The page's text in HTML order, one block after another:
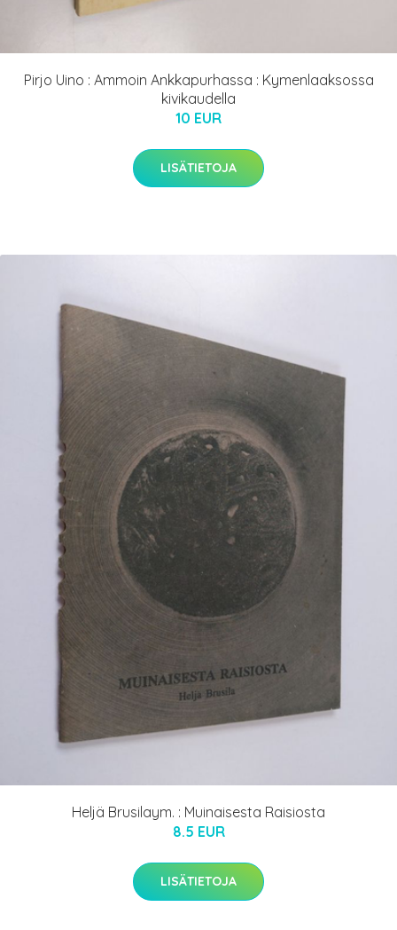
Pirjo Uino : Ammoin Ankkapurhassa : Kymenlaaksossa
kivikaudella
10 EUR
LISÄTIETOJA
Heljä Brusilaym. : Muinaisesta Raisiosta
8.5 EUR
LISÄTIETOJA